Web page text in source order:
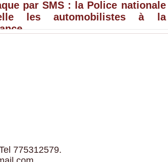
par SMS : la Police nationale
les automobilistes à la
775312579.